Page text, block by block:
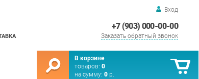
Вход
+7 (903) 000-00-00
Заказать обратный звонок
В корзине
товаров: 0
на сумму: 0 р.